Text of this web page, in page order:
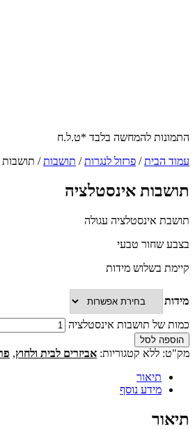
התמונות להמחשה בלבד *ט.ל.ח
עמוד הבית/ פרזול לנגרות/ תושבות/ תושבות
תושבות אינסטלציה
תושבת אינסטלציה עגולה
בצבע שחור טבעי
קיימת בשלוש מידות
מידות
כמות של תושבות אינסטלציה
הוספה לסל
מק"ט: ללא קטגוריות: אביזרים לבית ולחוץ,
תיאור
מידע נוסף
תיאור